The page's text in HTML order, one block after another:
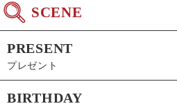
SCENE
PRESENT
プレゼント
BIRTHDAY